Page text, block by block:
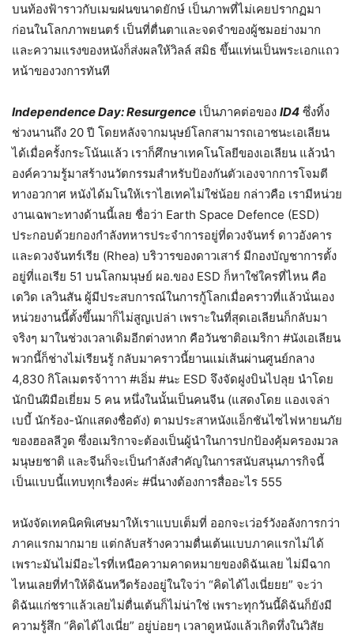
บนท้องฟ้าราวกับเมฆฝนขนาดยักษ์ เป็นภาพที่ไม่เคยปรากฏมา
ก่อนในโลกภาพยนตร์ เป็นที่ตื่นตาและจดจำของผู้ชมอย่างมาก
และความแรงของหนังก็ส่งผลให้วิลล์ สมิธ ขึ้นแท่นเป็นพระเอกแถว
หน้าของวงการทันที
Independence Day: Resurgence เป็นภาคต่อของ ID4 ซึ่งทิ้ง
ช่วงนานถึง 20 ปี โดยหลังจากมนุษย์โลกสามารถเอาชนะเอเลียน
ได้เมื่อครั้งกระโน้นแล้ว เราก็ศึกษาเทคโนโลยีของเอเลียน แล้วนำ
องค์ความรู้มาสร้างนวัตกรรมสำหรับป้องกันตัวเองจากการโจมตี
ทางอวกาศ หนังได้มโนให้เราไฮเทคไม่ใช่น้อย กล่าวคือ เรามีหน่วย
งานเฉพาะทางด้านนี้เลย ชื่อว่า Earth Space Defence (ESD)
ประกอบด้วยกองกำลังทหารประจำการอยู่ที่ดวงจันทร์ ดาวอังคาร
และดวงจันทร์เรีย (Rhea) บริวารของดาวเสาร์ มีกองบัญชาการตั้ง
อยู่ที่แอเรีย 51 บนโลกมนุษย์ ผอ.ของ ESD ก็หาใช่ใครที่ไหน คือ
เดวิด เลวินสัน ผู้มีประสบการณ์ในการกู้โลกเมื่อคราวที่แล้วนั่นเอง
หน่วยงานนี้ตั้งขึ้นมาก็ไม่สูญเปล่า เพราะในที่สุดเอเลียนก็กลับมา
จริงๆ มาในช่วงเวลาเดิมอีกต่างหาก คือวันชาติอเมริกา #นังเอเลียน
พวกนี้ก็ช่างไม่เรียนรู้ กลับมาคราวนี้ยานแม่เส้นผ่านศูนย์กลาง
4,830 กิโลเมตรจ้าาาา #เอิ่ม #นะ ESD จึงจัดฝูงบินไปลุย นำโดย
นักบินฝีมือเยี่ยม 5 คน หนึ่งในนั้นเป็นคนจีน (แสดงโดย แองเจล่า
เบบี้ นักร้อง-นักแสดงชื่อดัง) ตามประสาหนังแอ็กชันไซไฟหายนภัย
ของฮอลลีวูด ซึ่งอเมริกาจะต้องเป็นผู้นำในการปกป้องคุ้มครองมวล
มนุษยชาติ และจีนก็จะเป็นกำลังสำคัญในการสนับสนุนภารกิจนี้
เป็นแบบนี้แทบทุกเรื่องค่ะ #นี่นางต้องการสื่ออะไร 555
หนังจัดเทคนิคพิเศษมาให้เราแบบเต็มที่ ออกจะเว่อร์วังอลังการกว่า
ภาคแรกมากมาย แต่กลับสร้างความตื่นเต้นแบบภาคแรกไม่ได้
เพราะมันไม่มีอะไรที่เหนือความคาดหมายของดิฉันเลย ไม่มีฉาก
ไหนเลยที่ทำให้ดิฉันหวีดร้องอยู่ในใจว่า “คิดได้ไงเนี่ยยย” จะว่า
ดิฉันแก่ชราแล้วเลยไม่ตื่นเต้นก็ไม่น่าใช่ เพราะทุกวันนี้ดิฉันก็ยังมี
ความรู้สึก “คิดได้ไงเนี่ย” อยู่บ่อยๆ เวลาดูหนังแล้วเกิดทึ่งในวิสัย